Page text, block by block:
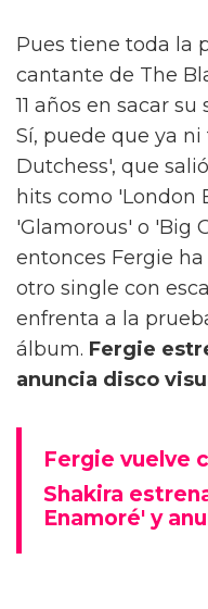
Pues tiene toda la
cantante de The
11 años en sacar
Sí, puede que ya
Dutchess', que
hits como 'London
'Glamorous' o 'Big
entonces Fergie
otro single con
enfrenta a la
álbum. Fergie
anuncia disco
Fergie vuelve
Shakira
Enamoré' y